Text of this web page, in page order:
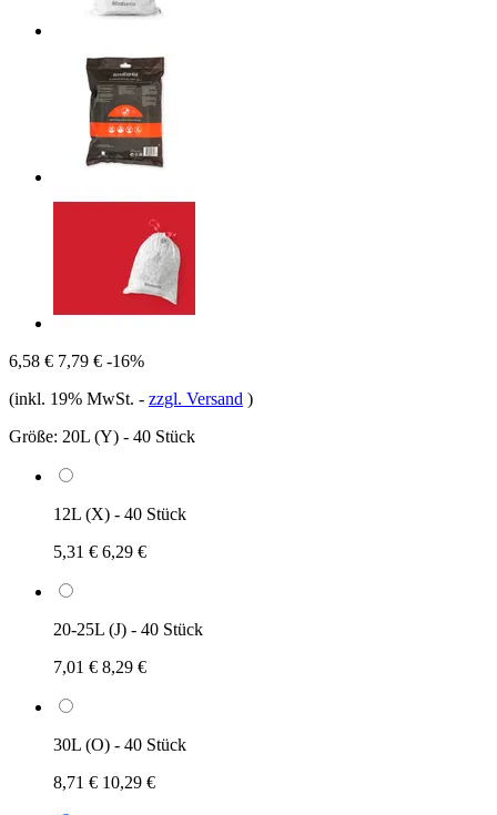
6,58 € 7,79 € -16%
(inkl. 19% MwSt. - zzgl. Versand )
Größe: 20L (Y) - 40 Stück
12L (X) - 40 Stück
5,31 € 6,29 €
20-25L (J) - 40 Stück
7,01 € 8,29 €
30L (O) - 40 Stück
8,71 € 10,29 €